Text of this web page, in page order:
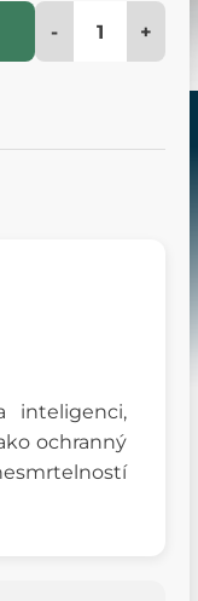
- +
inteligenci,
ochranný